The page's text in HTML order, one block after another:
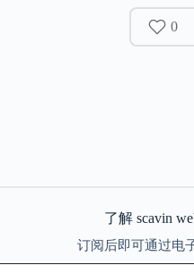
0
了解 scavin
订阅后即可通过电